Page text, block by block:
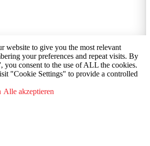
website to give you the most relevant
your preferences and repeat visits. By
you consent to the use of ALL the cookies.
"Cookie Settings" to provide a controlled
Alle akzeptieren